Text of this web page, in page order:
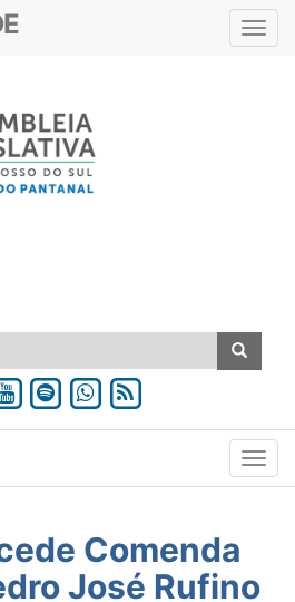
Comenda
José Rufino